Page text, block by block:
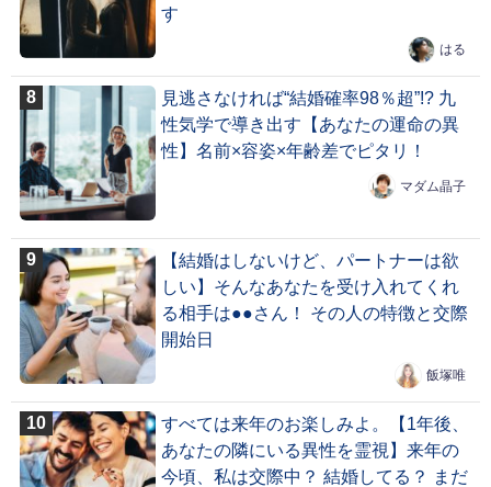
す
はる
見逃さなければ“結婚確率98％超”!? 九
性気学で導き出す【あなたの運命の異
性】名前×容姿×年齢差でピタリ！
マダム晶子
【結婚はしないけど、パートナーは欲
しい】そんなあなたを受け入れてくれ
る相手は●●さん！ その人の特徴と交際
開始日
飯塚唯
すべては来年のお楽しみよ。【1年後、
あなたの隣にいる異性を霊視】来年の
今頃、私は交際中？ 結婚してる？ まだ